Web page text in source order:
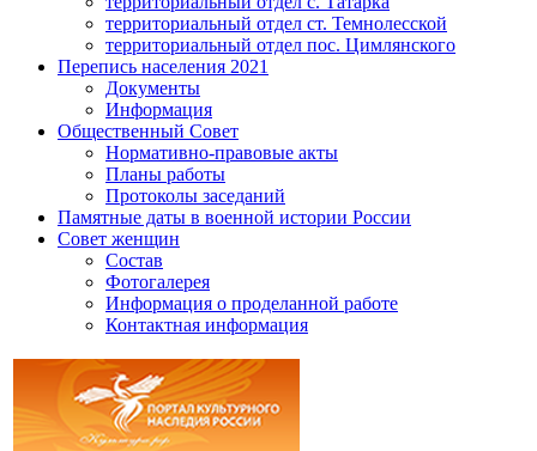
территориальный отдел ст. Темнолесской
территориальный отдел пос. Цимлянского
Перепись населения 2021
Документы
Информация
Общественный Совет
Нормативно-правовые акты
Планы работы
Протоколы заседаний
Памятные даты в военной истории России
Совет женщин
Состав
Фотогалерея
Информация о проделанной работе
Контактная информация